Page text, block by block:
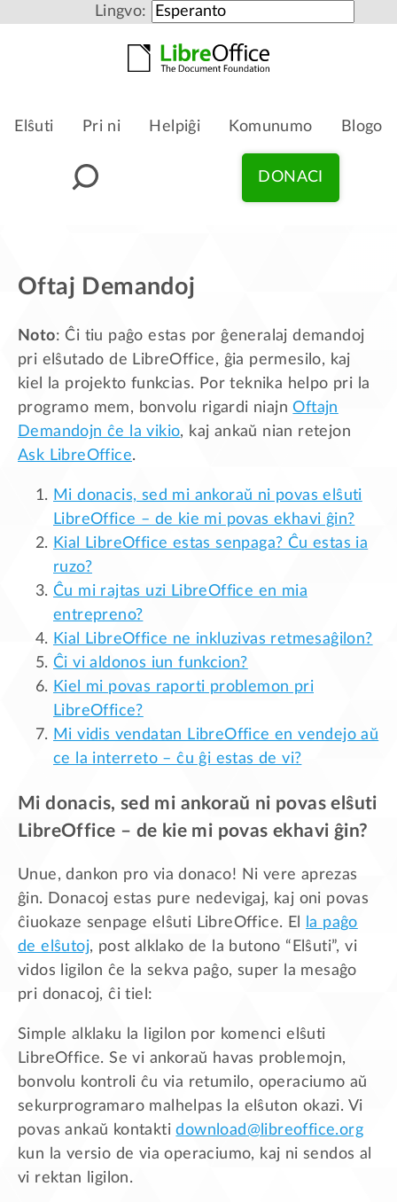
Lingvo:
Elŝuti Pri ni Helpiĝi Komunumo Blogo
DONACI
Oftaj Demandoj
Noto: Ĉi tiu paĝo estas por ĝeneralaj demandoj
pri elŝutado de LibreOffice, ĝia permesilo, kaj
kiel la projekto funkcias. Por teknika helpo pri la
programo mem, bonvolu rigardi niajnOftajn
Demandojn ĉe la vikio, kaj ankaŭ nian retejon
Ask LibreOffice.
Mi donacis, sed mi ankoraŭ ni povas elŝuti
LibreOffice – de kie mi povas ekhavi ĝin?
Kial LibreOffice estas senpaga? Ĉu estas ia
ruzo?
Ĉu mi rajtas uzi LibreOffice en mia
entrepreno?
Kial LibreOffice ne inkluzivas retmesaĝilon?
Ĉi vi aldonos iun funkcion?
Kiel mi povas raporti problemon pri
LibreOffice?
Mi vidis vendatan LibreOffice en vendejo aŭ
ce la interreto – ĉu ĝi estas de vi?
Mi donacis, sed mi ankoraŭ ni povas elŝuti
LibreOffice – de kie mi povas ekhavi ĝin?
Unue, dankon pro via donaco! Ni vere aprezas
ĝin. Donacoj estas pure nedevigaj, kaj oni povas
ĉiuokaze senpage elŝuti LibreOffice. El
la paĝo
de elŝutoj, post alklako de la butono “Elŝuti”, vi
vidos ligilon ĉe la sekva paĝo, super la mesaĝo
pri donacoj, ĉi tiel:
Simple alklaku la ligilon por komenci elŝuti
LibreOffice. Se vi ankoraŭ havas problemojn,
bonvolu kontroli ĉu via retumilo, operaciumo aŭ
sekurprogramaro malhelpas la elŝuton okazi. Vi
povas ankaŭ kontaktidownload@libreoffice.org
kun la versio de via operaciumo, kaj ni sendos al
vi rektan ligilon.